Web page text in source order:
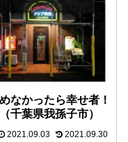
なかったら幸せ者！
千葉県我孫子市）
2021.09.03 2021.09.30